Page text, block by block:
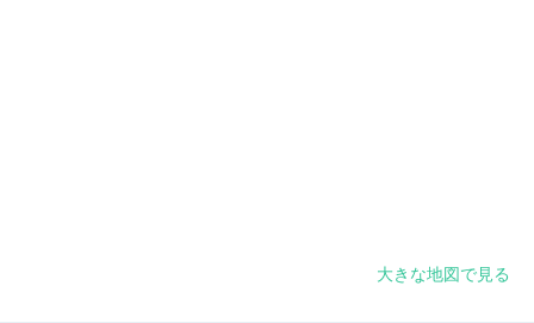
大きな地図で見る